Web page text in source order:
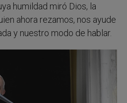
humildad miró Dios, la
ahora rezamos, nos ayude
y nuestro modo de hablar.